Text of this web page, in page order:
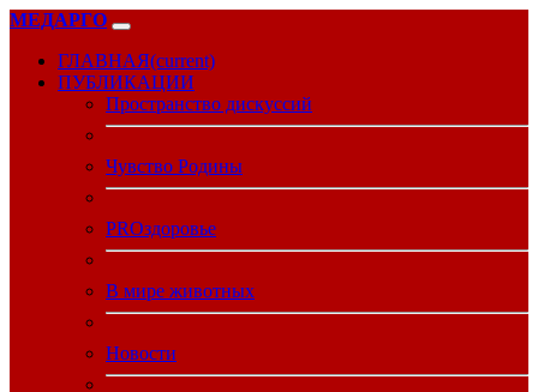
МЕДАРГО
ГЛАВНАЯ(current)
ПУБЛИКАЦИИ
Пространство дискуссий
Чувство Родины
PROздоровье
В мире животных
Новости